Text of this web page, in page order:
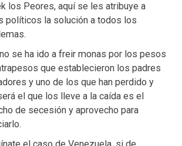
los Peores, aquí se les atribuye a
políticos la solución a todos los
se ha ido a freir monas por los pesos
que establecieron los padres
y uno de los que han perdido y
el que los lleve a la caída es el
de secesión y aprovecho para